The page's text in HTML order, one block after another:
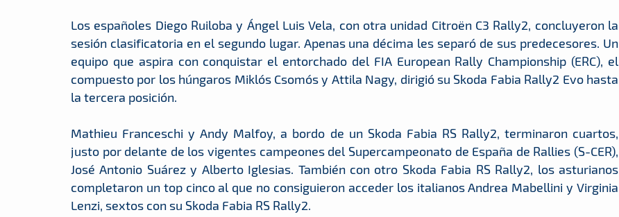
Los españoles Diego Ruiloba y Ángel Luis Vela, con otra unidad Citroën C3 Rally2, concluyeron la
sesión clasificatoria en el segundo lugar. Apenas una décima les separó de sus predecesores. Un
equipo que aspira con conquistar el entorchado del FIA European Rally Championship (ERC), el
compuesto por los húngaros Miklós Csomós y Attila Nagy, dirigió su Skoda Fabia Rally2 Evo hasta
la tercera posición.
Mathieu Franceschi y Andy Malfoy, a bordo de un Skoda Fabia RS Rally2, terminaron cuartos,
justo por delante de los vigentes campeones del Supercampeonato de España de Rallies (S-CER),
José Antonio Suárez y Alberto Iglesias. También con otro Skoda Fabia RS Rally2, los asturianos
completaron un top cinco al que no consiguieron acceder los italianos Andrea Mabellini y Virginia
Lenzi, sextos con su Skoda Fabia RS Rally2.